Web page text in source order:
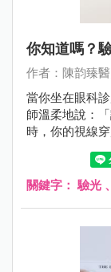
你知道嗎？
作者：陳韵臻
當你坐在眼科
師溫柔地說：
時，你的視線
堂上，彷彿置
房子，其實真
斯奈山半島，
關鍵字：驗光